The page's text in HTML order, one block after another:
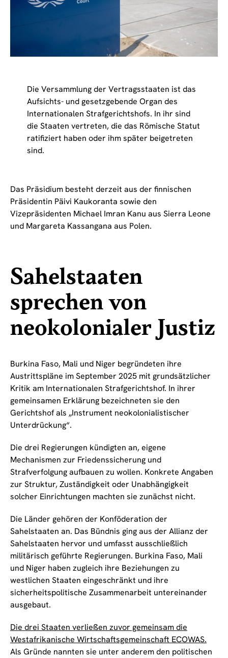
Die Versammlung der Vertragsstaaten ist das
Aufsichts- und gesetzgebende Organ des
Internationalen Strafgerichtshofs. In ihr sind
die Staaten vertreten, die das Römische Statut
ratifiziert haben oder ihm später beigetreten
sind.
Das Präsidium besteht derzeit aus der finnischen
Präsidentin Päivi Kaukoranta sowie den
Vizepräsidenten Michael Imran Kanu aus Sierra Leone
und Margareta Kassangana aus Polen.
Sahelstaaten
sprechen von
neokolonialer Justiz
Burkina Faso, Mali und Niger begründeten ihre
Austrittspläne im September 2025 mit grundsätzlicher
Kritik am Internationalen Strafgerichtshof. In ihrer
gemeinsamen Erklärung bezeichneten sie den
Gerichtshof als „Instrument neokolonialistischer
Unterdrückung“.
Die drei Regierungen kündigten an, eigene
Mechanismen zur Friedenssicherung und
Strafverfolgung aufbauen zu wollen. Konkrete Angaben
zur Struktur, Zuständigkeit oder Unabhängigkeit
solcher Einrichtungen machten sie zunächst nicht.
Die Länder gehören der Konföderation der
Sahelstaaten an. Das Bündnis ging aus der Allianz der
Sahelstaaten hervor und umfasst ausschließlich
militärisch geführte Regierungen. Burkina Faso, Mali
und Niger haben zugleich ihre Beziehungen zu
westlichen Staaten eingeschränkt und ihre
sicherheitspolitische Zusammenarbeit untereinander
ausgebaut.
Die drei Staaten verließen zuvor gemeinsam die
Westafrikanische Wirtschaftsgemeinschaft ECOWAS.
Als Gründe nannten sie unter anderem den politischen